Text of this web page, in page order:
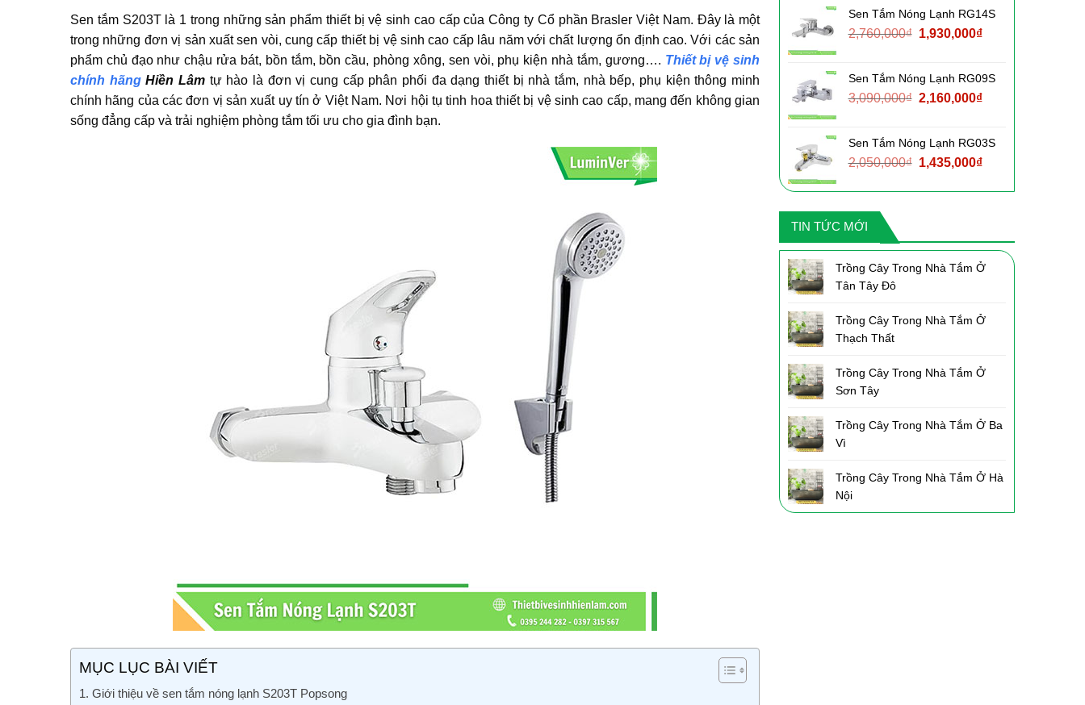
2,220,000₫.là:
1,550,000₫.
Sen Tắm Nóng Lạnh RG14S
2,760,000₫ Giá
2,760,000₫.
1,930,000₫Giá
là:
1,930,000₫.
Sen Tắm Nóng Lạnh RG09S
3,090,000₫ Giá
3,090,000₫.
2,160,000₫Giá
là:
2,160,000₫.
Sen Tắm Nóng Lạnh RG03S
2,050,000₫ Giá
là:
1,435,000₫Giá
tại
TIN TỨC MỚI
Trồng Cây Trong Nhà Tắm Ở
Tân Tây Đô
Trồng Cây Trong Nhà Tắm Ở
Thạch Thất
Trồng Cây Trong Nhà Tắm Ở
Sơn Tây
Trồng Cây Trong Nhà Tắm Ở Ba
Vì
Trồng Cây Trong Nhà Tắm Ở Hà
Nội
Sen tắm S203T là 1 trong những sản phẩm thiết bị vệ sinh cao cấp của Công ty Cổ phần Brasler Việt Nam. Đây là một
trong những đơn vị sản xuất sen vòi, cung cấp thiết bị vệ sinh cao cấp lâu năm với chất lượng ổn định cao. Với các sản
phẩm chủ đạo như chậu rửa bát, bồn tắm, bồn cầu, phòng xông, sen vòi, phụ kiện nhà tắm, gương…. Thiết bị vệ sinh
chính hãngHiền Lâm tự hào là đơn vị cung cấp phân phối đa dạng thiết bị nhà tắm, nhà bếp, phụ kiện thông minh
chính hãng của các đơn vị sản xuất uy tín ở Việt Nam. Nơi hội tụ tinh hoa thiết bị vệ sinh cao cấp, mang đến không gian
sống đẳng cấp và trải nghiệm phòng tắm tối ưu cho gia đình bạn.
MỤC LỤC BÀI VIẾT
1. Giới thiệu về sen tắm nóng lạnh S203T Popsong